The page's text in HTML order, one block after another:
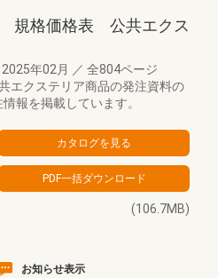
規格価格表 公共エクス
2025年02月 ／ 全804ページ
エクステリア商品の発注資料の
報を掲載しています。
(106.7MB)
お知らせ表示